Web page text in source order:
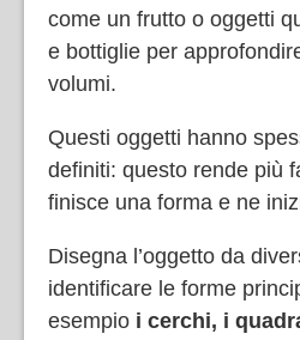
come un frutto o oggetti
e bottiglie per
volumi.
Questi oggetti hanno
definiti: questo rende più
finisce una forma e ne
Disegna l’oggetto da
identificare le forme
esempio i cerchi, i